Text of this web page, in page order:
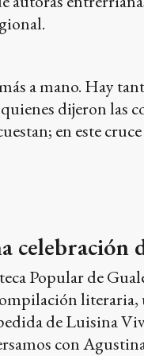
a mano. Hay
dijeron las
en este
Popular de
de Luisina
con